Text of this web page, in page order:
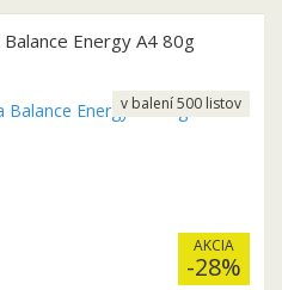
Energy A4 80g
AKCIA
-28%
v balení 500 listov